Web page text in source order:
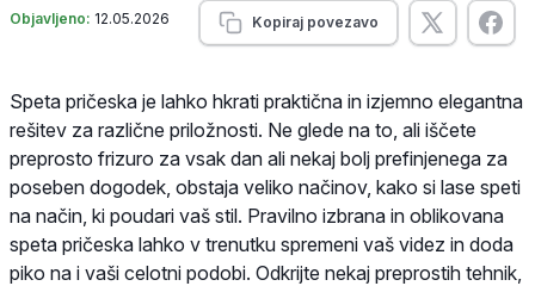
Objavljeno: 12.05.2026 Kopiraj povezavo
Speta pričeska je lahko hkrati praktična in izjemno elegantna
rešitev za različne priložnosti. Ne glede na to, ali iščete
preprosto frizuro za vsak dan ali nekaj bolj prefinjenega za
poseben dogodek, obstaja veliko načinov, kako si lase speti
na način, ki poudari vaš stil. Pravilno izbrana in oblikovana
speta pričeska lahko v trenutku spremeni vaš videz in doda
piko na i vaši celotni podobi. Odkrijte nekaj preprostih tehnik,